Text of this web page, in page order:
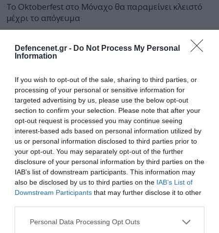
Defencenet.gr - Do Not Process My Personal
Information
If you wish to opt-out of the sale, sharing to third parties, or
processing of your personal or sensitive information for
targeted advertising by us, please use the below opt-out
section to confirm your selection. Please note that after your
opt-out request is processed you may continue seeing
interest-based ads based on personal information utilized by
us or personal information disclosed to third parties prior to
your opt-out. You may separately opt-out of the further
disclosure of your personal information by third parties on the
IAB’s list of downstream participants. This information may
also be disclosed by us to third parties on the IAB’s List of
Downstream Participants that may further disclose it to other
Please note that this website/app uses one or more Google
Personal Data Processing Opt Outs
Το Oktoberfest στο Μόναχο θα παραμείνει κλειστό
μέχρι το απόγευμα
01.10.2025 | 13:54
Σε επιφυλακή το Μόναχο: Ακούστηκαν
πυροβολισμοί και εκρήξεις – Κλειστό το
Oktoberfest μετά την αναφορά για νεκρούς